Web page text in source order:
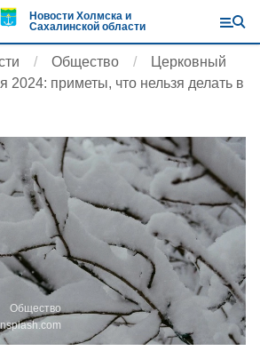
Новости Холмска и
Сахалинской области
Общество
Церковный
2024: приметы, что нельзя делать в
Общество